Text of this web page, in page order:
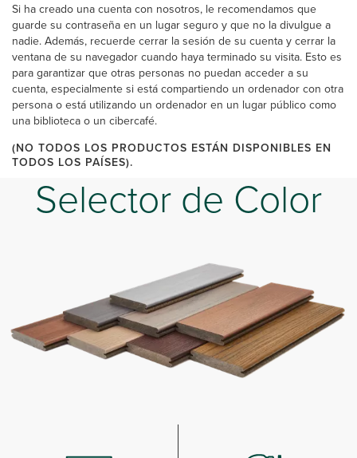
Si ha creado una cuenta con nosotros, le recomendamos que
guarde su contraseña en un lugar seguro y que no la divulgue a
nadie. Además, recuerde cerrar la sesión de su cuenta y cerrar la
ventana de su navegador cuando haya terminado su visita. Esto es
para garantizar que otras personas no puedan acceder a su
cuenta, especialmente si está compartiendo un ordenador con otra
persona o está utilizando un ordenador en un lugar público como
una biblioteca o un cibercafé.
(NO TODOS LOS PRODUCTOS ESTÁN DISPONIBLES EN
TODOS LOS PAÍSES).
Selector de Color